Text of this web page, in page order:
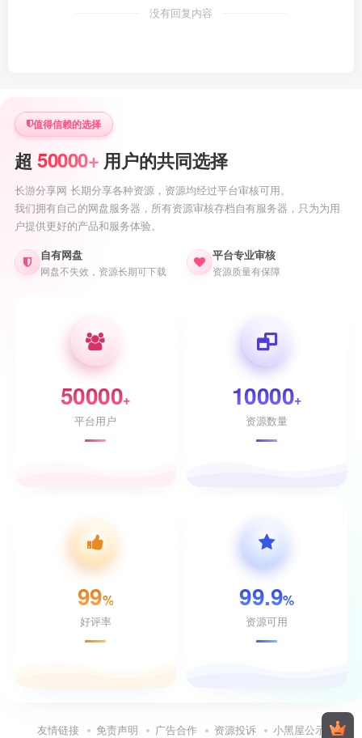
没有回复内容
值得信赖的选择
超 50000+ 用户的共同选择
长游分享网 长期分享各种资源，资源均经过平台审核可用。
我们拥有自己的网盘服务器，所有资源审核存档自有服务器，只为为用
户提供更好的产品和服务体验。
自有网盘
网盘不失效，资源长期可下载
平台专业审核
资源质量有保障
50000+
平台用户
10000+
资源数量
99%
好评率
99.9%
资源可用
友情链接 免责声明 广告合作 资源投诉 小黑屋公示